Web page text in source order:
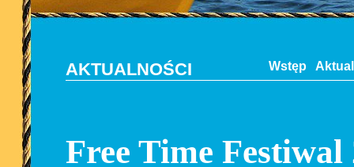
AKTUALNOŚCI Wstęp
Free Time Festiwal